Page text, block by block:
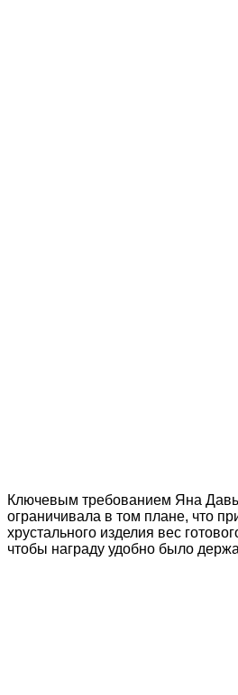
Ключевым требованием Яна
ограничивала в том плане, что
хрустального изделия вес
чтобы награду удобно было